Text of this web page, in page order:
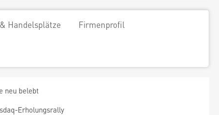
Handelsplätze Firmenprofil
neu belebt
Erholungsrally